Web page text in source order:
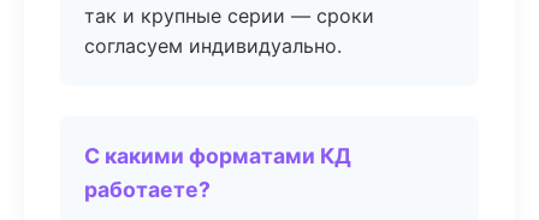
так и крупные серии — сроки
согласуем индивидуально.
С какими форматами КД
работаете?